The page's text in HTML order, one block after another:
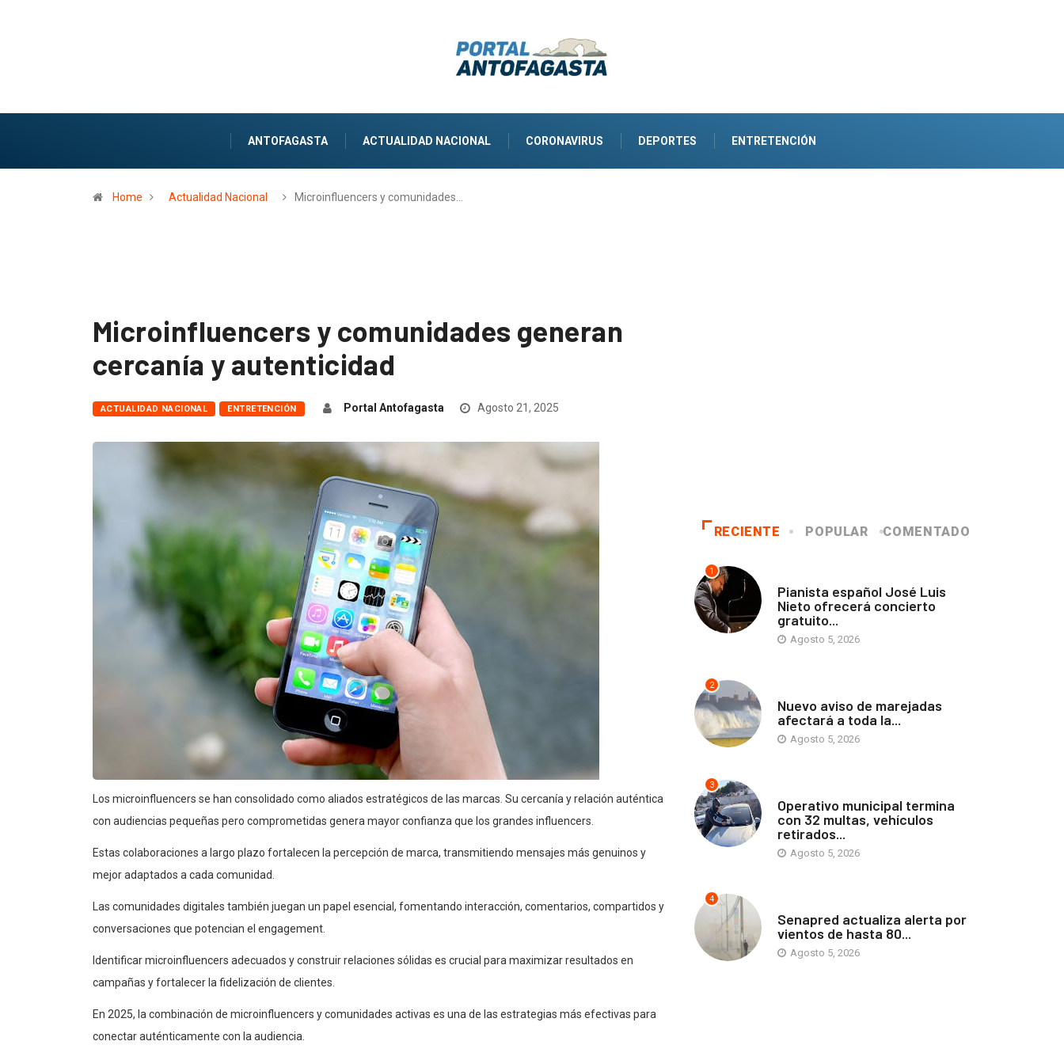
ANTOFAGASTA ACTUALIDAD NACIONAL CORONAVIRUS DEPORTES ENTRETENCIÓN
Home Actualidad Nacional Microinfluencers y comunidades…
Microinfluencers y comunidades generan
cercanía y autenticidad
ACTUALIDAD NACIONAL ENTRETENCIÓN Portal Antofagasta Agosto 21, 2025
Los microinfluencers se han consolidado como aliados estratégicos de las marcas. Su cercanía y relación auténtica
con audiencias pequeñas pero comprometidas genera mayor confianza que los grandes influencers.
Estas colaboraciones a largo plazo fortalecen la percepción de marca, transmitiendo mensajes más genuinos y
mejor adaptados a cada comunidad.
Las comunidades digitales también juegan un papel esencial, fomentando interacción, comentarios, compartidos y
conversaciones que potencian el engagement.
Identificar microinfluencers adecuados y construir relaciones sólidas es crucial para maximizar resultados en
campañas y fortalecer la fidelización de clientes.
En 2025, la combinación de microinfluencers y comunidades activas es una de las estrategias más efectivas para
conectar auténticamente con la audiencia.
RECIENTE POPULAR COMENTADO
1
Pianista español José Luis
Nieto ofrecerá concierto
gratuito...
Agosto 5, 2026
2
Nuevo aviso de marejadas
afectará a toda la...
Agosto 5, 2026
3
Operativo municipal termina
con 32 multas, vehículos
retirados...
Agosto 5, 2026
4
Senapred actualiza alerta por
vientos de hasta 80...
Agosto 5, 2026